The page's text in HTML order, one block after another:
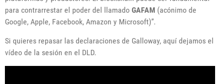
para contrarrestar el poder del llamado GAFAM (acónimo de
Google, Apple, Facebook, Amazon y Microsoft)”.
Si quieres repasar las declaraciones de Galloway, aquí dejamos el
vídeo de la sesión en el DLD.